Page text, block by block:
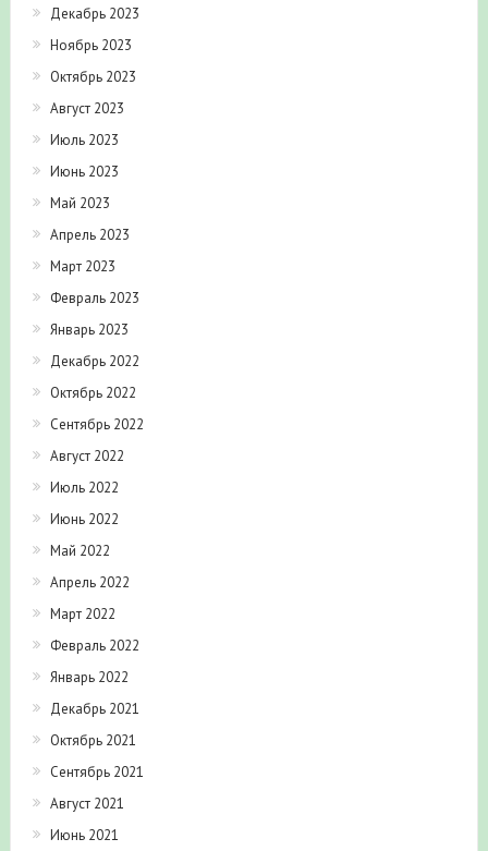
Декабрь 2023
Ноябрь 2023
Октябрь 2023
Август 2023
Июль 2023
Июнь 2023
Май 2023
Апрель 2023
Март 2023
Февраль 2023
Январь 2023
Декабрь 2022
Октябрь 2022
Сентябрь 2022
Август 2022
Июль 2022
Июнь 2022
Май 2022
Апрель 2022
Март 2022
Февраль 2022
Январь 2022
Декабрь 2021
Октябрь 2021
Сентябрь 2021
Август 2021
Июнь 2021